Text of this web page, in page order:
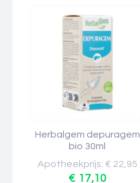
Herbalgem depuragem
bio 30ml
Apotheekprijs: € 22,95
€ 17,10